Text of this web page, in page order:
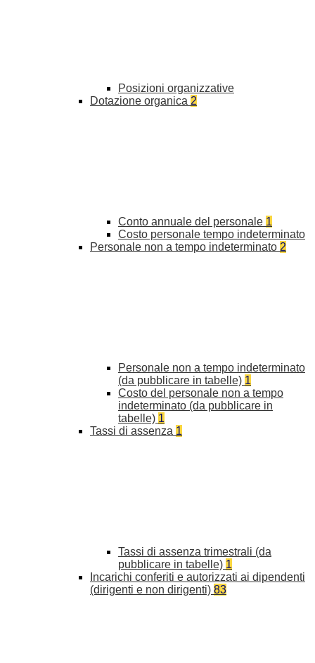
Posizioni organizzative
Dotazione organica 2
Conto annuale del personale 1
Costo personale tempo indeterminato
Personale non a tempo indeterminato 2
Personale non a tempo indeterminato
(da pubblicare in tabelle) 1
Costo del personale non a tempo
indeterminato (da pubblicare in
tabelle) 1
Tassi di assenza 1
Tassi di assenza trimestrali (da
pubblicare in tabelle) 1
Incarichi conferiti e autorizzati ai dipendenti
(dirigenti e non dirigenti) 83